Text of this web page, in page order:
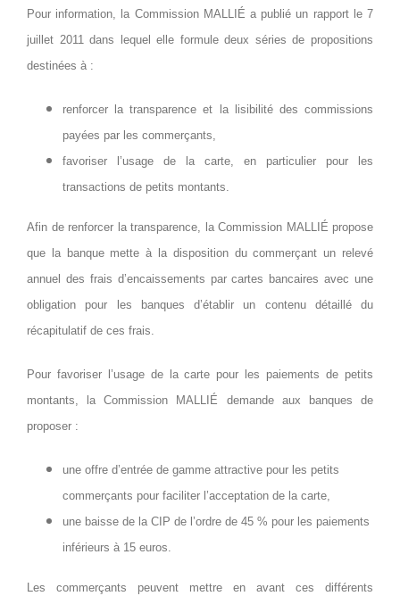
Pour information, la Commission MALLIÉ a publié un rapport le 7
juillet 2011 dans lequel elle formule deux séries de propositions
destinées à :
renforcer la transparence et la lisibilité des commissions
payées par les commerçants,
favoriser l’usage de la carte, en particulier pour les
transactions de petits montants.
Afin de renforcer la transparence, la Commission MALLIÉ propose
que la banque mette à la disposition du commerçant un relevé
annuel des frais d’encaissements par cartes bancaires avec une
obligation pour les banques d’établir un contenu détaillé du
récapitulatif de ces frais.
Pour favoriser l’usage de la carte pour les paiements de petits
montants, la Commission MALLIÉ demande aux banques de
proposer :
une offre d’entrée de gamme attractive pour les petits
commerçants pour faciliter l’acceptation de la carte,
une baisse de la CIP de l’ordre de 45 % pour les paiements
inférieurs à 15 euros.
Les commerçants peuvent mettre en avant ces différents